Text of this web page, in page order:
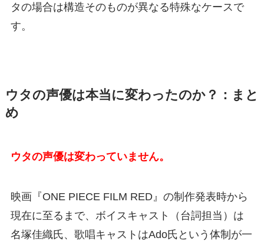
タの場合は構造そのものが異なる特殊なケースで
す。
ウタの声優は本当に変わったのか？：まと
め
ウタの声優は変わっていません。
映画『ONE PIECE FILM RED』の制作発表時から
現在に至るまで、ボイスキャスト（台詞担当）は
名塚佳織氏、歌唱キャストはAdo氏という体制が一